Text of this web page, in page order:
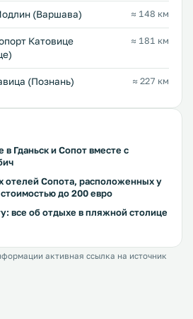
(Варшава) ≈ 148 км
Катовице
≈ 181 км
(Познань) ≈ 227 км
в Гданьск и Сопот вместе с
отелей Сопота, расположенных у
до 200 евро
все об отдыхе в пляжной столице
активная ссылка на источник